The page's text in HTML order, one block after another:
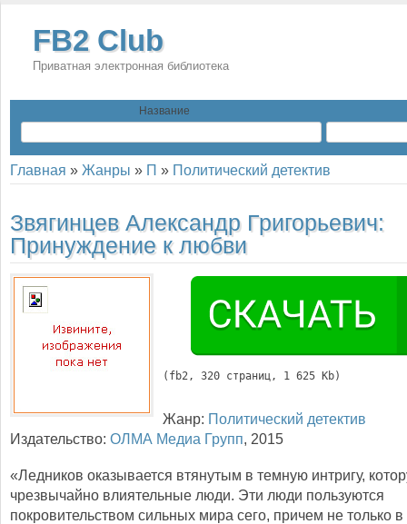
FB2 Club
Приватная электронная библиотека
Название
Главная » Жанры » П » Политический детектив
Звягинцев Александр Григорьевич:
Принуждение к любви
( fb2, 320 страниц, 1 625 Kb)
Жанр: Политический детектив
Издательство: ОЛМА Медиа Групп, 2015
«Ледников оказывается втянутым в темную интригу,
чрезвычайно влиятельные люди. Эти люди пользуются
покровительством сильных мира сего, причем не только